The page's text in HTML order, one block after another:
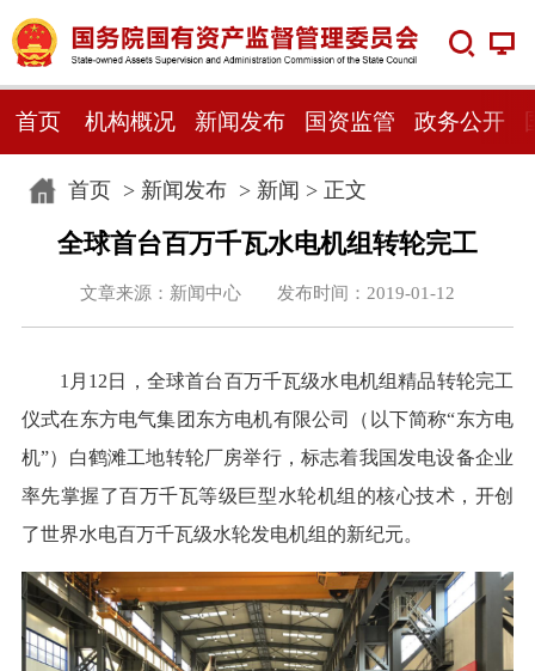
首页 机构概况 新闻发布 国资监管 政务公开
首页> 新闻发布> 新闻 > 正文
全球首台百万千瓦水电机组转轮完工
文章来源：新闻中心 发布时间：2019-01-12
1月12日，全球首台百万千瓦级水电机组精品转轮完工
仪式在东方电气集团东方电机有限公司（以下简称“东方电
机”）白鹤滩工地转轮厂房举行，标志着我国发电设备企业
率先掌握了百万千瓦等级巨型水轮机组的核心技术，开创
了世界水电百万千瓦级水轮发电机组的新纪元。